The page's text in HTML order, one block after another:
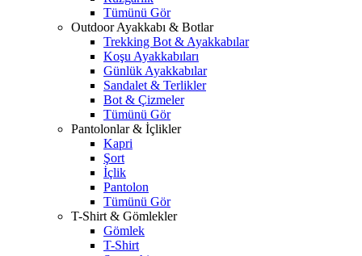
Tümünü Gör
Outdoor Ayakkabı & Botlar
Trekking Bot & Ayakkabılar
Koşu Ayakkabıları
Günlük Ayakkabılar
Sandalet & Terlikler
Bot & Çizmeler
Tümünü Gör
Pantolonlar & İçlikler
Kapri
Şort
İçlik
Pantolon
Tümünü Gör
T-Shirt & Gömlekler
Gömlek
T-Shirt